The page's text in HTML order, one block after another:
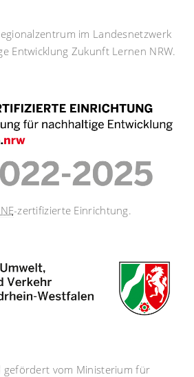
im Landesnetzwerk
Entwicklung Zukunft Lernen NRW.
-zertifizierte Einrichtung.
gefördert vom Ministerium für